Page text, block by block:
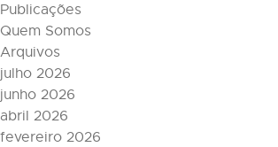
Publicações
Quem Somos
Arquivos
julho 2026
junho 2026
abril 2026
fevereiro 2026